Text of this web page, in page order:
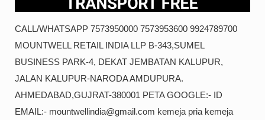
CALL/WHATSAPP 7573950000 7573953600 9924789700
MOUNTWELL RETAIL INDIA LLP B-343,SUMEL
BUSINESS PARK-4, DEKAT JEMBATAN KALUPUR,
JALAN KALUPUR-NARODA AMDUPURA.
AHMEDABAD,GUJRAT-380001 PETA GOOGLE:- ID
EMAIL:- mountwellindia@gmail.com kemeja pria kemeja